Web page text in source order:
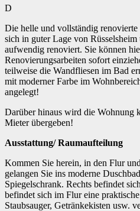
D
Die helle und vollständig
sich in guter Lage von
aufwendig renoviert. Sie können
Renovierungsarbeiten sofort
teilweise die Wandfliesen im Bad
mit moderner Farbe im
angelegt!
Darüber hinaus wird die Wohnung
Mieter übergeben!
Ausstattung/ Raumaufteilung
Kommen Sie herein, in den Flur
gelangen Sie ins moderne
Spiegelschrank. Rechts befindet
befindet sich im Flur eine
Staubsauger, Getränkekisten usw.